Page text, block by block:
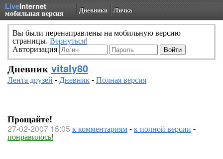
LiveInternet
мобильная версия Дневники Личка
Вы были перенаправлены на мобильную версию
страницы. Вернуться!
Авторизация
Дневник vitaly80
Лента друзей -Дневник-Полная версия
Прощайте!
27-02-2007 15:05 к комментариям-к полной версии -
понравилось!